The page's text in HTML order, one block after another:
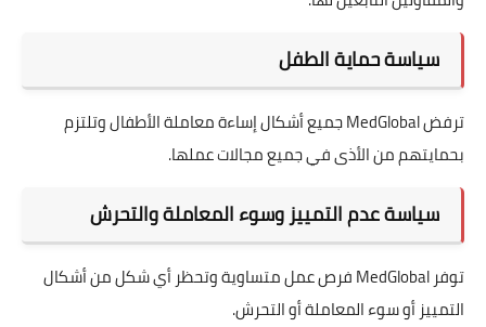
سياسة حماية الطفل
ترفض MedGlobal جميع أشكال إساءة معاملة الأطفال وتلتزم
بحمايتهم من الأذى في جميع مجالات عملها.
سياسة عدم التمييز وسوء المعاملة والتحرش
توفر MedGlobal فرص عمل متساوية وتحظر أي شكل من أشكال
التمييز أو سوء المعاملة أو التحرش.